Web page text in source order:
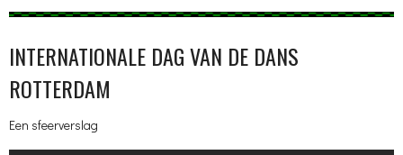
INTERNATIONALE DAG VAN DE DANS
ROTTERDAM
Een sfeerverslag